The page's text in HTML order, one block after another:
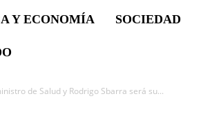
Y ECONOMÍA SOCIEDAD
de Salud y Rodrigo Sbarra será su...